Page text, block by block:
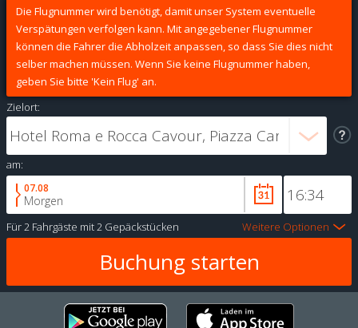
Die Flugnummer wird benötigt, damit unser System eventuelle
Verspätungen verfolgen kann. Mit angegebener Flugnummer
können die Fahrer die Abholzeit anpassen, so dass Sie dies nicht
selber machen müssen. Wenn Sie keine Flugnummer haben,
geben Sie bitte 'Kein Flug' an.
Zielort:
am:
07.08
Morgen
Für2 Fahrgäste mit2 Gepäckstücken Weitere Optionen